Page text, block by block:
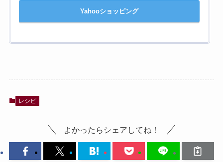
Yahooショッピング
レシピ
よかったらシェアしてね！